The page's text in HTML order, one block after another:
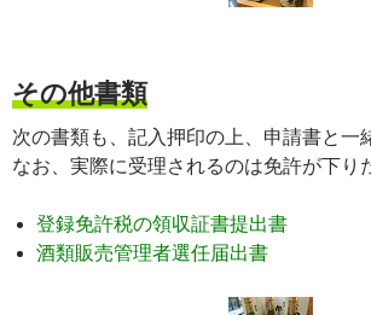
その他書類
次の書類も、記入押印の上、申請書と一
なお、実際に受理されるのは免許が下り
登録免許税の領収証書提出書
酒類販売管理者選任届出書